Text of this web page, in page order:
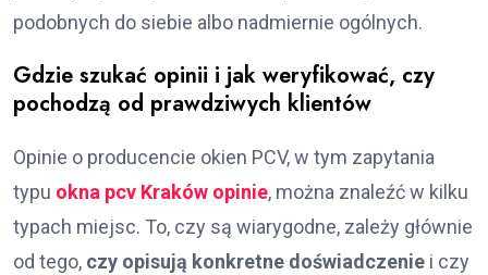
podobnych do siebie albo nadmiernie ogólnych.
Gdzie szukać opinii i jak weryfikować, czy
pochodzą od prawdziwych klientów
Opinie o producencie okien PCV, w tym zapytania
typu okna pcv Kraków opinie, można znaleźć w kilku
typach miejsc. To, czy są wiarygodne, zależy głównie
od tego, czy opisują konkretne doświadczenie i czy